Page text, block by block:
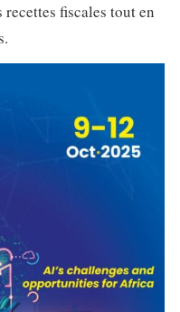
fiscales tout en